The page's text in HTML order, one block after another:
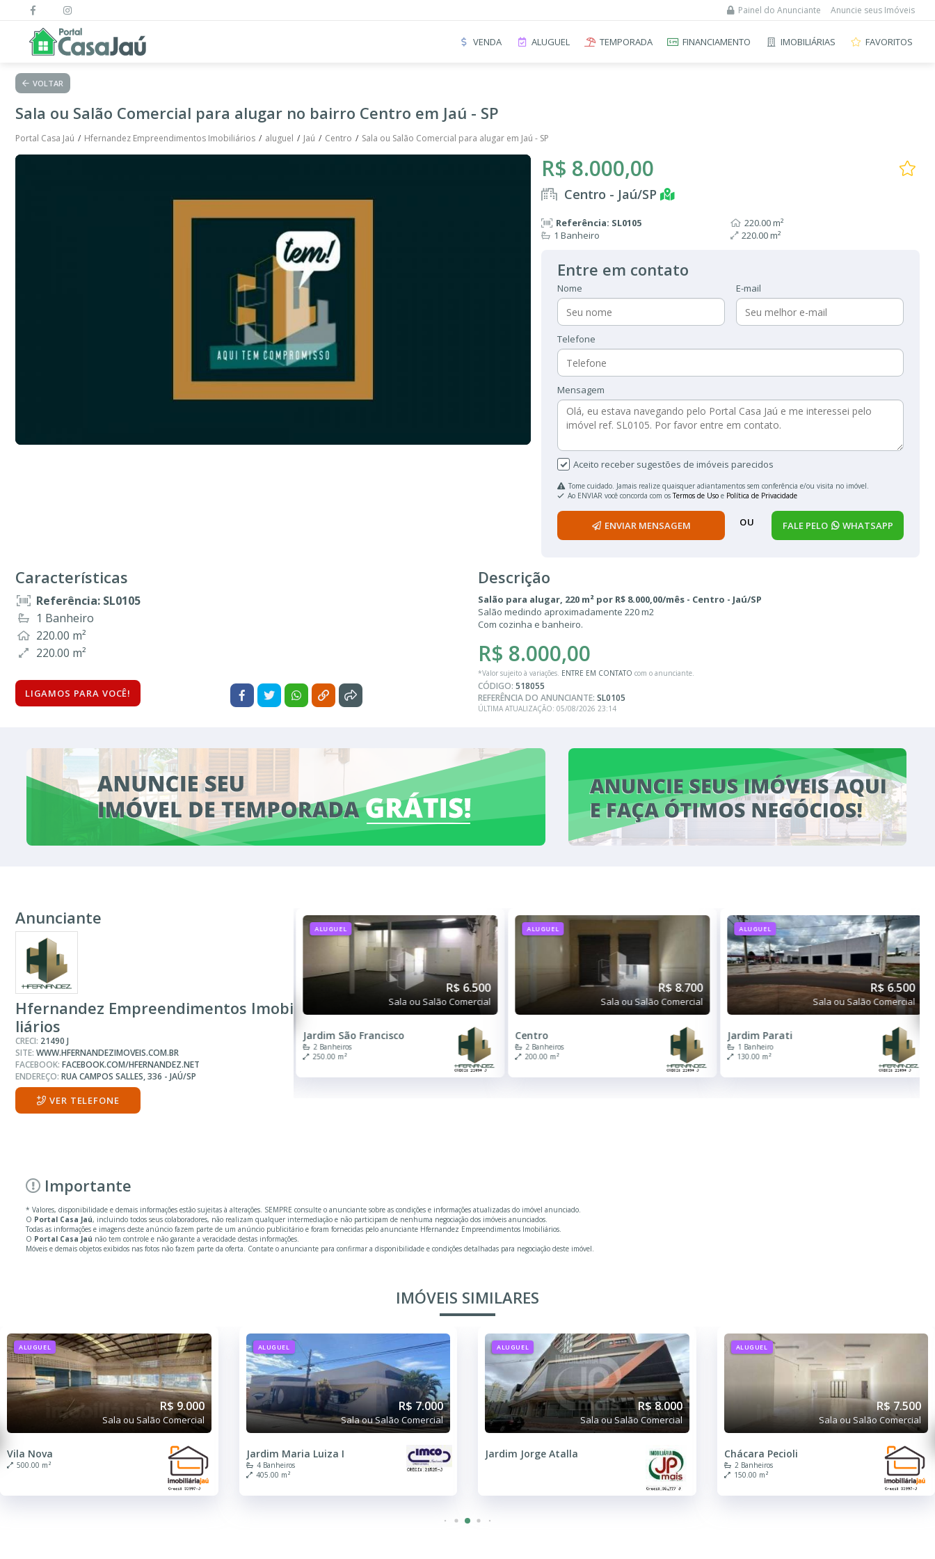
Painel do Anunciante Anuncie seus Imóveis
VENDA ALUGUEL TEMPORADA FINANCIAMENTO IMOBILIÁRIAS FAVORITOS
VOLTAR
Sala ou Salão Comercial para alugar no bairro Centro em Jaú - SP
Portal Casa Jaú Hfernandez Empreendimentos Imobiliários aluguel Jaú Centro Sala ou Salão Comercial para alugar em Jaú - SP
R$ 8.000,00
Centro - Jaú/SP
Referência: SL0105
1 Banheiro
220.00 m²
220.00 m²
Entre em contato
Nome E-mail
Telefone
Mensagem
Aceito receber sugestões de imóveis parecidos
Tome cuidado. Jamais realize quaisquer adiantamentos sem conferência e/ou visita no imóvel.
Ao ENVIAR você concorda com osTermos de Uso e Política de Privacidade
ENVIAR MENSAGEM OU FALE PELO WHATSAPP
Características
Referência: SL0105
1 Banheiro
220.00 m²
220.00 m²
LIGAMOS PARA VOCÊ!
Descrição
Salão para alugar, 220 m² por R$ 8.000,00/mês - Centro - Jaú/SP
Salão medindo aproximadamente 220 m2
Com cozinha e banheiro.
R$ 8.000,00
*Valor sujeito à variações. ENTRE EM CONTATO com o anunciante.
CÓDIGO: 518055
REFERÊNCIA DO ANUNCIANTE: SL0105
ÚLTIMA ATUALIZAÇÃO: 05/08/2026 23:14
Anunciante
Hfernandez Empreendimentos Imobi
liários
CRECI: 21490 J
SITE: WWW.HFERNANDEZIMOVEIS.COM.BR
FACEBOOK: FACEBOOK.COM/HFERNANDEZ.NET
ENDEREÇO: RUA CAMPOS SALLES, 336 - JAÚ/SP
VER TELEFONE
Sala ou Salão Comercial
83.00 m²
ALUGUEL
R$ 6.500
Sala ou Salão Comercial
Jardim São Francisco
2 Banheiros
250.00 m²
ALUGUEL
R$ 8.700
Sala ou Salão Comercial
Centro
2 Banheiros
200.00 m²
ALUGUEL
R$ 6.500
Sala ou Salão Comercial
Jardim Parati
1 Banheiro
130.00 m²
Importante
* Valores, disponibilidade e demais informações estão sujeitas à alterações. SEMPRE consulte o anunciante sobre as condições e informações atualizadas do imóvel anunciado.
O Portal Casa Jaú, incluindo todos seus colaboradores, não realizam qualquer intermediação e não participam de nenhuma negociação dos imóveis anunciados.
Todas as informações e imagens deste anúncio fazem parte de um anúncio publicitário e foram fornecidas pelo anunciante Hfernandez Empreendimentos Imobiliários.
O Portal Casa Jaú não tem controle e não garante a veracidade destas informações.
Móveis e demais objetos exibidos nas fotos não fazem parte da oferta. Contate o anunciante para confirmar a disponibilidade e condições detalhadas para negociação deste imóvel.
IMÓVEIS SIMILARES
ALUGUEL
R$ 9.000
Sala ou Salão Comercial
Vila Nova
500.00 m²
ALUGUEL
R$ 7.000
Sala ou Salão Comercial
Jardim Maria Luiza I
4 Banheiros
405.00 m²
ALUGUEL
R$ 8.000
Sala ou Salão Comercial
Jardim Jorge Atalla
ALUGUEL
R$ 7.500
Sala ou Salão Comercial
Chácara Pecioli
2 Banheiros
150.00 m²